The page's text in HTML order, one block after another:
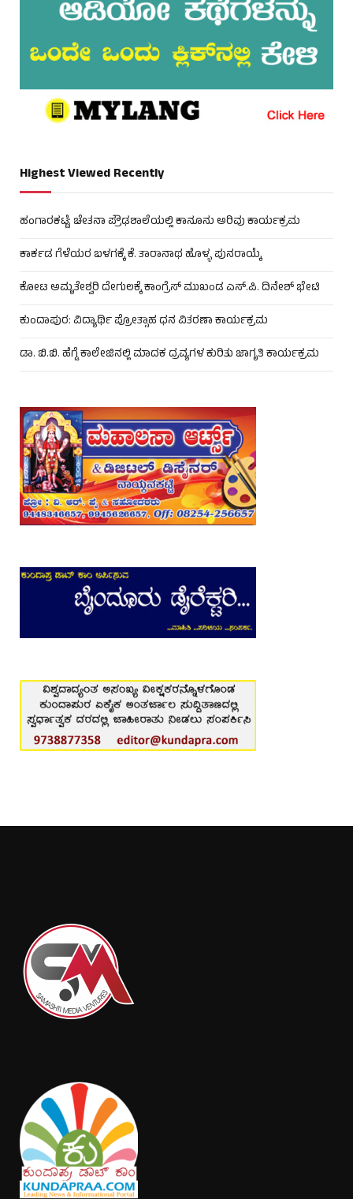
Highest Viewed Recently
ಹಂಗಾರಕಟ್ಟೆ: ಚೇತನಾ ಪ್ರೌಢಶಾಲೆಯಲ್ಲಿ ಕಾನೂನು ಅರಿವು ಕಾರ್ಯಕ್ರಮ
ಕಾರ್ಕಡ ಗೆಳೆಯರ ಬಳಗಕ್ಕೆ ಕೆ. ತಾರಾನಾಥ ಹೊಳ್ಳ ಪುನರಾಯ್ಕೆ
ಕೋಟ ಅಮೃತೇಶ್ವರಿ ದೇಗುಲಕ್ಕೆ ಕಾಂಗ್ರೆಸ್ ಮುಖಂಡ ಎಸ್.ಪಿ. ದಿನೇಶ್ ಭೇಟಿ
ಕುಂದಾಪುರ: ವಿದ್ಯಾರ್ಥಿ ಪ್ರೋತ್ಸಾಹ ಧನ ವಿತರಣಾ ಕಾರ್ಯಕ್ರಮ
ಡಾ. ಬಿ.ಬಿ. ಹೆಗ್ಡೆ ಕಾಲೇಜಿನಲ್ಲಿ ಮಾದಕ ದ್ರವ್ಯಗಳ ಕುರಿತು ಜಾಗೃತಿ ಕಾರ್ಯಕ್ರಮ